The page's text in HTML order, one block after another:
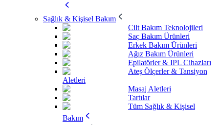
Sağlık & Kişisel Bakım
Cilt Bakım Teknolojileri
Saç Bakım Ürünleri
Erkek Bakım Ürünleri
Ağız Bakım Ürünleri
Epilatörler & IPL Cihazları
Ateş Ölçerler & Tansiyon
Aletleri
Masaj Aletleri
Tartılar
Tüm Sağlık & Kişisel
Bakım